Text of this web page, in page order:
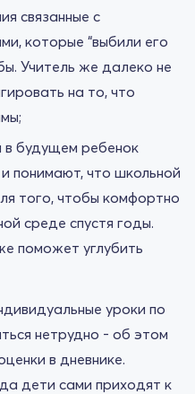
связанные с
которые “выбили его
Учитель же далеко не
на то, что
в будущем ребенок
понимают, что школьной
того, чтобы комфортно
среде спустя годы.
поможет углубить
уроки по
нетрудно - об этом
в дневнике.
дети сами приходят к